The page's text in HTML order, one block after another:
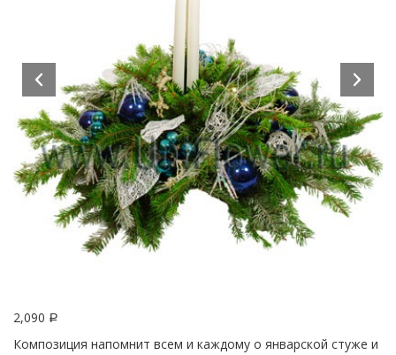
2,090 Р
Композиция напомнит всем и каждому о январской стуже и